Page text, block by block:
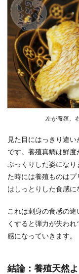
左が養殖、
見た目にはっきり違
です。養殖真鯛は鮮
ぷっくりした姿にな
た時には養殖ものは
はしっとりした食感に
これは刺身の食感の
くすると弾力が失わ
感になっていきます。
結論：養殖天然